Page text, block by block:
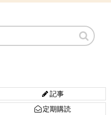
記事
定期購読